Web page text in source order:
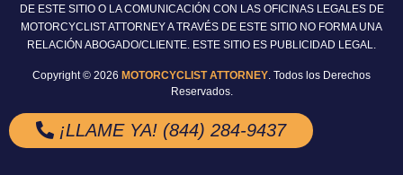
DE ESTE SITIO O LA COMUNICACIÓN CON LAS OFICINAS LEGALES DE
MOTORCYCLIST ATTORNEY A TRAVÉS DE ESTE SITIO NO FORMA UNA
RELACIÓN ABOGADO/CLIENTE. ESTE SITIO ES PUBLICIDAD LEGAL.
Copyright © 2026 MOTORCYCLIST ATTORNEY. Todos los Derechos
Reservados.
¡LLAME YA! (844) 284-9437